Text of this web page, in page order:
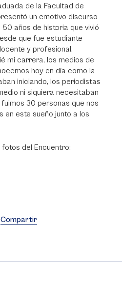
de la Facultad de
un emotivo discurso
años de historia que vivió
que fue estudiante
y profesional.
mi carrera, los medios de
hoy en día como la
iniciando, los periodistas
ni siquiera necesitaban
30 personas que nos
en este sueño junto a los
del Encuentro:
Compartir